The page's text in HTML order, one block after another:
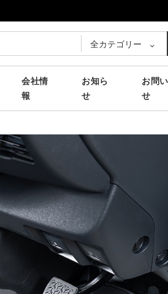
全カテゴリー
会社情
報
お知ら
せ
お問
せ